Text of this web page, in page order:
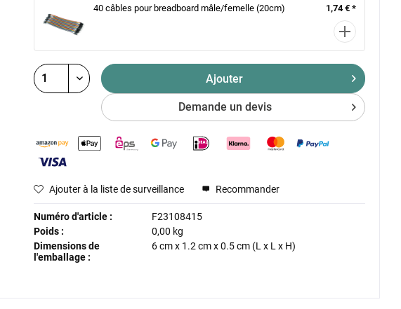
40 câbles pour breadboard mâle/femelle (20cm) 1,74 € *
Ajouter
Demande un devis
Ajouter à la liste de surveillance Recommander
Numéro d'article :
F23108415
Poids :
0,00 kg
Dimensions de
l'emballage :
6 cmx 1.2 cmx0.5 cm (L x L x H)